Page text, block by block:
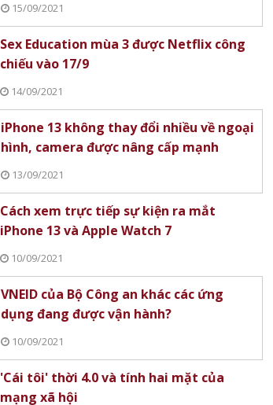
15/09/2021
Sex Education mùa 3 được Netflix công
chiếu vào 17/9
14/09/2021
iPhone 13 không thay đổi nhiều về ngoại
hình, camera được nâng cấp mạnh
13/09/2021
Cách xem trực tiếp sự kiện ra mắt
iPhone 13 và Apple Watch 7
10/09/2021
VNEID của Bộ Công an khác các ứng
dụng đang được vận hành?
10/09/2021
'Cái tôi' thời 4.0 và tính hai mặt của
mạng xã hội